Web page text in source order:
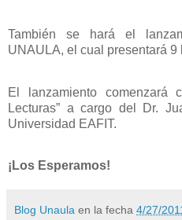
También se hará el
UNAULA, el cual presentará 9
El lanzamiento
Lecturas” a cargo del Dr.
Universidad EAFIT.
¡Los Esperamos!
Blog Unaula en la fecha 4/27/